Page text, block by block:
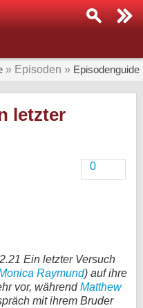
» Episoden » Episodenguide
letzter
0
Ein letzter Versuch
Raymund) auf ihre
vor, währendMatthew
mit ihrem Bruder
suchen...